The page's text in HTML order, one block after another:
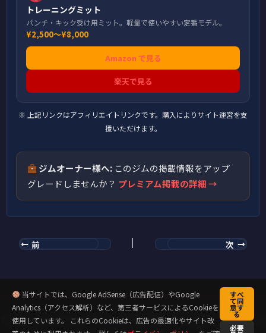
トレーニングミット
パンチ・キック受け用ミット。軽量で使いやすい定番モデル。
¥2,500〜¥8,000
Amazon で見る
楽天で見る
※ 上記リンクはアフィリエイトリンクです。購入によりサイト運営を支
援いただけます。
ジムオーナー様へ: このジムの掲載情報をアップ
グレードしませんか？ プレミアム掲載の詳細 →
前 次
Copyright © 2026 キックミット先輩のクラウド道場 | Powered by
当サイトでは、Google AdSense（広告配信）やGoogle
Analytics（アクセス解析）など、第三者サービスによるCookieを
使用しています。 これらのCookieは、広告の最適化やサイト改
すべ
て同
意す
る
必要